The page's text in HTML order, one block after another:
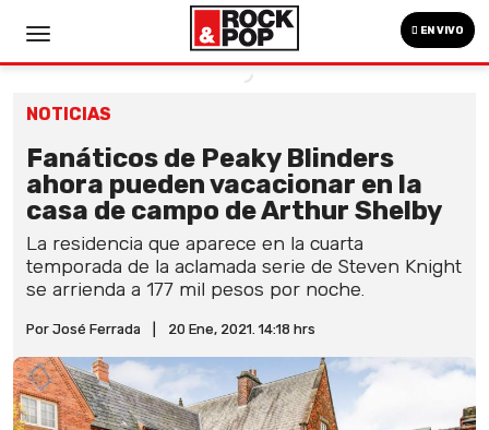
EN VIVO
NOTICIAS
Fanáticos de Peaky Blinders
ahora pueden vacacionar en la
casa de campo de Arthur Shelby
La residencia que aparece en la cuarta
temporada de la aclamada serie de Steven Knight
se arrienda a 177 mil pesos por noche.
Por José Ferrada 20 Ene, 2021. 14:18 hrs